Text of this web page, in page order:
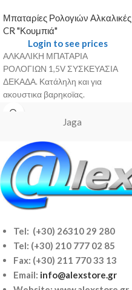
Μπαταρίες Ρολογιών Αλκαλικές
CR "Κουμπιά"
Login to see prices
ΑΛΚΑΛΙΚΗ ΜΠΑΤΑΡΙΑ
ΡΟΛΟΓΙΩΝ 1,5V ΣΥΣΚΕΥΑΣΙΑ
ΔΕΚΑΔΑ. Κατάληλη και για
ακουστικα βαρηκοϊας.
Jaga
Tel: (+30) 26310 29 280
Tel: (+30) 210 777 02 85
Fax: (+30) 211 770 33 13
Email: info@alexstore.gr